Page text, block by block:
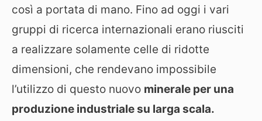
così a portata di mano. Fino ad oggi i vari
gruppi di ricerca internazionali erano riusciti
a realizzare solamente celle di ridotte
dimensioni, che rendevano impossibile
l’utilizzo di questo nuovo minerale per una
produzione industriale su larga scala.